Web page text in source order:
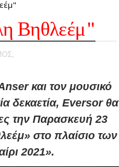
Βηθλεέμ"
και τον μουσικό
δεκαετία, Eversor θα
την Παρασκευή 23
στο πλαίσιο των
2021».